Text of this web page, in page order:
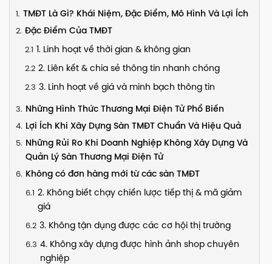
TMĐT Là Gì? Khái Niệm, Đặc Điểm, Mô Hình Và Lợi Ích
Đặc Điểm Của TMĐT
1. Linh hoạt về thời gian & không gian
2. Liên kết & chia sẻ thông tin nhanh chóng
3. Linh hoạt về giá và minh bạch thông tin
Những Hình Thức Thương Mại Điện Tử Phổ Biến
Lợi Ích Khi Xây Dựng Sàn TMĐT Chuẩn Và Hiệu Quả
Những Rủi Ro Khi Doanh Nghiệp Không Xây Dựng Và
Quản Lý Sàn Thương Mại Điện Tử
Không có đơn hàng mới từ các sàn TMĐT
2. Không biết chạy chiến lược tiếp thị & mã giảm
giá
3. Không tận dụng được các cơ hội thị trường
4. Không xây dựng được hình ảnh shop chuyên
nghiệp